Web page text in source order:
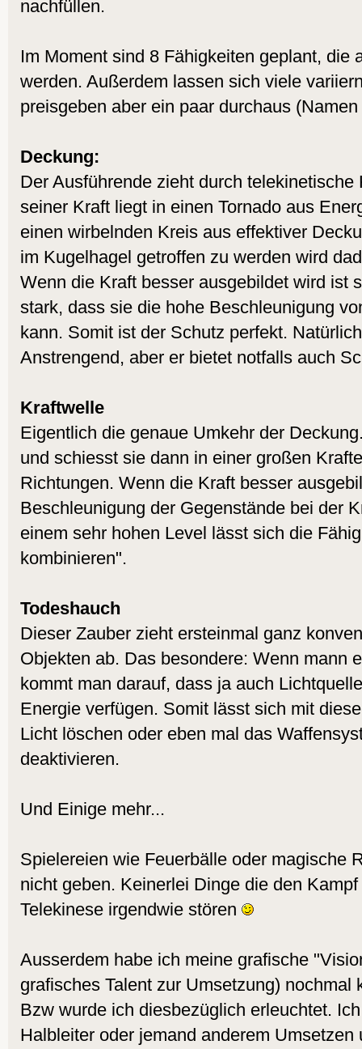
nachfüllen.
Im Moment sind 8 Fähigkeiten geplant, die
werden. Außerdem lassen sich viele
preisgeben aber ein paar durchaus
Deckung:
Der Ausführende zieht durch
seiner Kraft liegt in einen Tornado aus
einen wirbelnden Kreis aus effektiver
im Kugelhagel getroffen zu werden wird
Wenn die Kraft besser ausgebildet wird ist
stark, dass sie die hohe Beschleunigung
kann. Somit ist der Schutz perfekt.
Anstrengend, aber er bietet notfalls auch
Kraftwelle
Eigentlich die genaue Umkehr der
und schiesst sie dann in einer großen
Richtungen. Wenn die Kraft besser
Beschleunigung der Gegenstände bei der
einem sehr hohen Level lässt sich die
kombinieren".
Todeshauch
Dieser Zauber zieht ersteinmal ganz
Objekten ab. Das besondere: Wenn mann
kommt man darauf, dass ja auch
Energie verfügen. Somit lässt sich mit
Licht löschen oder eben mal das
deaktivieren.
Und Einige mehr...
Spielereien wie Feuerbälle oder magische
nicht geben. Keinerlei Dinge die den
Telekinese irgendwie stören
Ausserdem habe ich meine grafische
grafisches Talent zur Umsetzung) nochmal
Bzw wurde ich diesbezüglich erleuchtet.
Halbleiter oder jemand anderem